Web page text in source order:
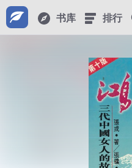
书库 排行